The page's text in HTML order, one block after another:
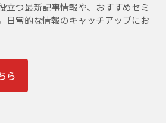
立つ最新記事情報や、おすすめセミ
日常的な情報のキャッチアップにお
ら